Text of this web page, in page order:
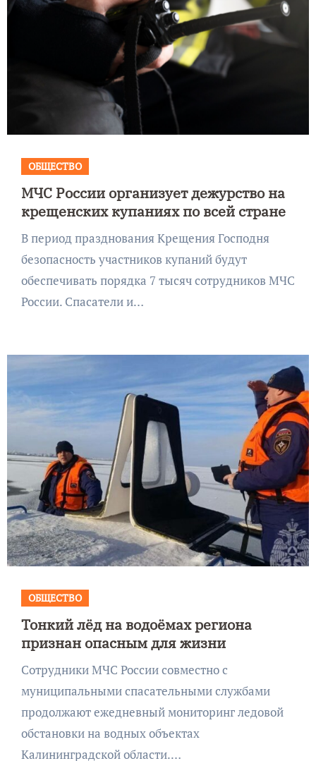
ОБЩЕСТВО
МЧС России организует дежурство на
крещенских купаниях по всей стране
В период празднования Крещения Господня
безопасность участников купаний будут
обеспечивать порядка 7 тысяч сотрудников МЧС
России. Спасатели и…
ОБЩЕСТВО
Тонкий лёд на водоёмах региона
признан опасным для жизни
Сотрудники МЧС России совместно с
муниципальными спасательными службами
продолжают ежедневный мониторинг ледовой
обстановки на водных объектах
Калининградской области.…